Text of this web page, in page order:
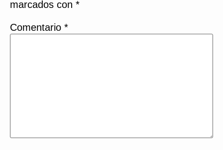
marcados con *
Comentario *